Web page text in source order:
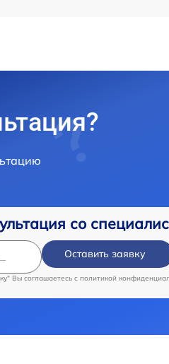
со
Оставить заявку
Вы соглашаетесь c политикой